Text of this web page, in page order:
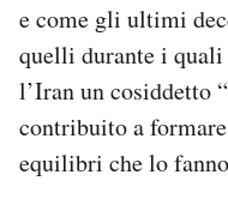
e come gli ultimi
quelli durante i quali
l’Iran un cosiddetto
contribuito a
equilibri che lo